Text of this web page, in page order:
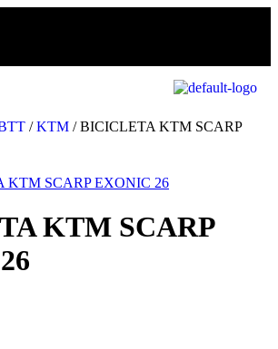
/KTM / BICICLETA KTM SCARP
KTM SCARP